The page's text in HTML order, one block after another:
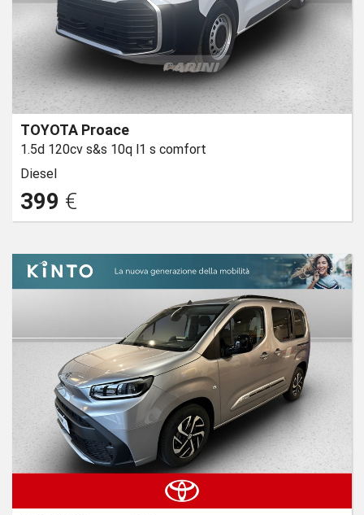
TOYOTA Proace
1.5d 120cv s&s 10q l1 s comfort
Diesel
399 €